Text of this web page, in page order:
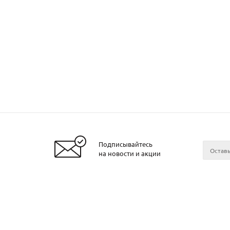
Подписывайтесь
на новости и акции
Заказать металл